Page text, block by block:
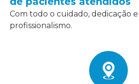
Com todo o cuidado, dedicação e
profissionalismo.